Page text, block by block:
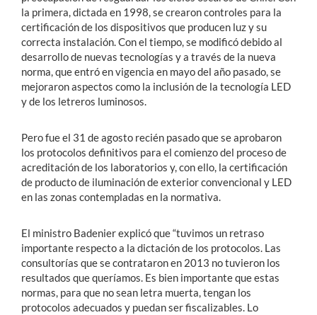
la primera, dictada en 1998, se crearon controles para la
certificación de los dispositivos que producen luz y su
correcta instalación. Con el tiempo, se modificó debido al
desarrollo de nuevas tecnologías y a través de la nueva
norma, que entró en vigencia en mayo del año pasado, se
mejoraron aspectos como la inclusión de la tecnología LED
y de los letreros luminosos.
Pero fue el 31 de agosto recién pasado que se aprobaron
los protocolos definitivos para el comienzo del proceso de
acreditación de los laboratorios y, con ello, la certificación
de producto de iluminación de exterior convencional y LED
en las zonas contempladas en la normativa.
El ministro Badenier explicó que “tuvimos un retraso
importante respecto a la dictación de los protocolos. Las
consultorías que se contrataron en 2013 no tuvieron los
resultados que queríamos. Es bien importante que estas
normas, para que no sean letra muerta, tengan los
protocolos adecuados y puedan ser fiscalizables. Lo